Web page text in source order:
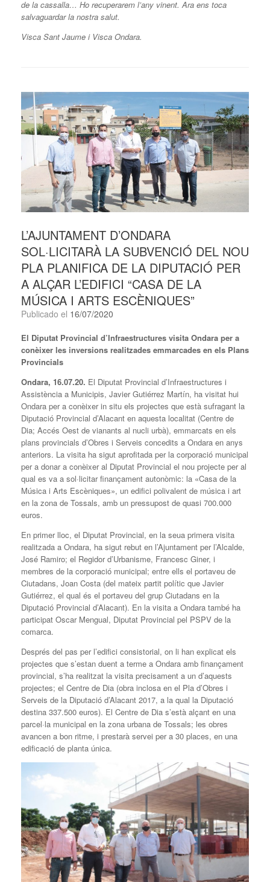
de la cassalla… Ho recuperarem l’any vinent. Ara ens toca
salvaguardar la nostra salut.
Visca Sant Jaume i Visca Ondara.
L’AJUNTAMENT D’ONDARA
SOL·LICITARÀ LA SUBVENCIÓ DEL NOU
PLA PLANIFICA DE LA DIPUTACIÓ PER
A ALÇAR L’EDIFICI “CASA DE LA
MÚSICA I ARTS ESCÈNIQUES”
Publicado el 16/07/2020
El Diputat Provincial d’Infraestructures visita Ondara per a
conèixer les inversions realitzades emmarcades en els Plans
Provincials
Ondara, 16.07.20. El Diputat Provincial d’Infraestructures i
Assistència a Municipis, Javier Gutiérrez Martín, ha visitat hui
Ondara per a conèixer in situ els projectes que està sufragant la
Diputació Provincial d’Alacant en aquesta localitat (Centre de
Dia; Accés Oest de vianants al nucli urbà), emmarcats en els
plans provincials d’Obres i Serveis concedits a Ondara en anys
anteriors. La visita ha sigut aprofitada per la corporació municipal
per a donar a conèixer al Diputat Provincial el nou projecte per al
qual es va a sol·licitar finançament autonòmic: la «Casa de la
Música i Arts Escèniques», un edifici polivalent de música i art
en la zona de Tossals, amb un pressupost de quasi 700.000
euros.
En primer lloc, el Diputat Provincial, en la seua primera visita
realitzada a Ondara, ha sigut rebut en l’Ajuntament per l’Alcalde,
José Ramiro; el Regidor d’Urbanisme, Francesc Giner, i
membres de la corporació municipal; entre ells el portaveu de
Ciutadans, Joan Costa (del mateix partit polític que Javier
Gutiérrez, el qual és el portaveu del grup Ciutadans en la
Diputació Provincial d’Alacant). En la visita a Ondara també ha
participat Oscar Mengual, Diputat Provincial pel PSPV de la
comarca.
Després del pas per l’edifici consistorial, on li han explicat els
projectes que s’estan duent a terme a Ondara amb finançament
provincial, s’ha realitzat la visita precisament a un d’aquests
projectes; el Centre de Dia (obra inclosa en el Pla d’Obres i
Serveis de la Diputació d’Alacant 2017, a la qual la Diputació
destina 337.500 euros). El Centre de Dia s’està alçant en una
parcel·la municipal en la zona urbana de Tossals; les obres
avancen a bon ritme, i prestarà servei per a 30 places, en una
edificació de planta única.